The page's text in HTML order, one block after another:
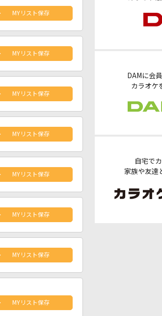
DAMに会
カラオケ
自宅で
家族や友達
MYリスト保存
MYリスト保存
MYリスト保存
MYリスト保存
MYリスト保存
MYリスト保存
MYリスト保存
MYリスト保存